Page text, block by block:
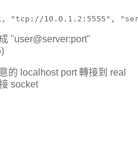
"tcp://10.0.1.2:5555",
"user@server:port"
的 localhost port 轉接到 real
socket